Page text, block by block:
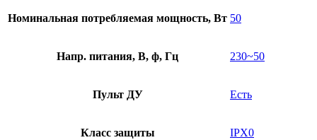
Номинальная потребляемая мощность, Вт 50
Напр. питания, В, ф, Гц 230~50
Пульт ДУ Есть
Класс защиты IPX0